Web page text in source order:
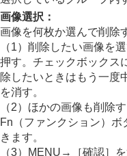
メモリーカード間
画像を削除する
不要な画像を
2度押しで削除
削除確認画面
スロット1/2の
テレビと接続して
カメラの設定を変更する
スマートフォンでできること
パソコンでできること
画像選択 ：
画像を何枚か選んで削除
（1）削除したい画像を
押す。チェックボックス
除したいときはもう一度
を消す。
（2）ほかの画像も削除
Fn（ファンクション）
きます。
（3）
MENU → ［確認］